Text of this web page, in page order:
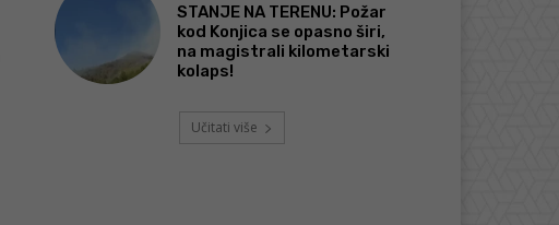
STANJE NA TERENU: Požar
kod Konjica se opasno širi,
na magistrali kilometarski
kolaps!
Učitati više